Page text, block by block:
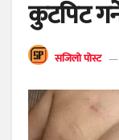
कुटपिट
सजिलो पोस्ट